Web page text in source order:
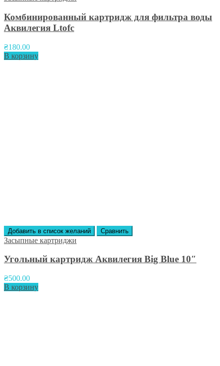
Комбинированный картридж для фильтра воды
Аквилегия Ltofc
₴180.00
В корзину
Добавить в список желаний Сравнить
Засыпные картриджи
Угольный картридж Аквилегия Вig Вlue 10″
₴500.00
В корзину